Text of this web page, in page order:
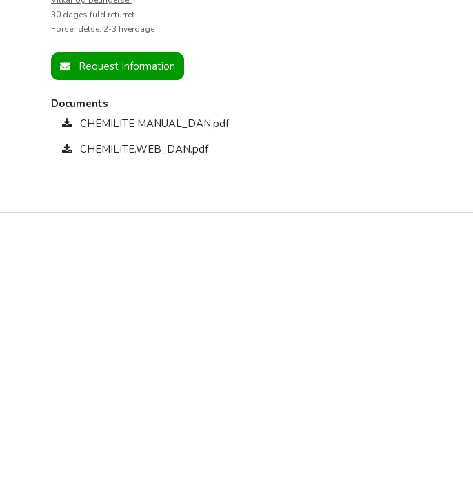
30 dages fuld returret
Forsendelse: 2-3 hverdage
Request Information
Documents
CHEMILITE MANUAL_DAN.pdf
CHEMILITE.WEB_DAN.pdf